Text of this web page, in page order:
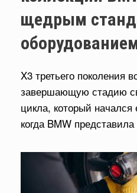
щедрым
X3 третьего поколения
завершающую стадию
цикла, который
когда BMW